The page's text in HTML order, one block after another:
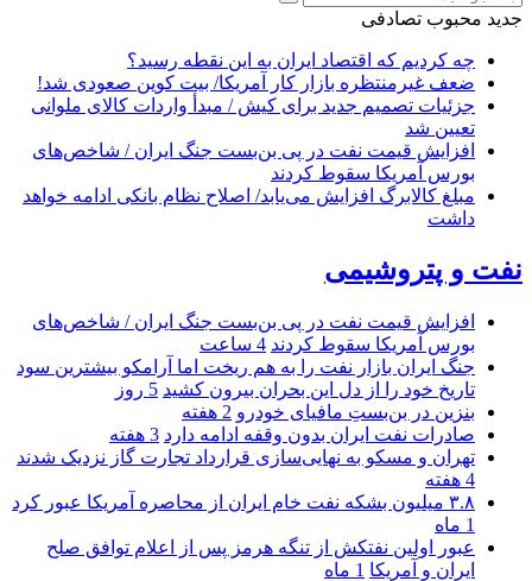
جدید محبوب تصادفی
چه کردیم که اقتصاد ایران به این نقطه رسید؟
ضعف غیرمنتظره بازار کار آمریکا/ بیت کوین صعودی شد!
جزئیات تصمیم جدید برای کیش / مبدأ واردات کالای ملوانی
تعیین شد
افزایش قیمت نفت در پی بن‌بست جنگ ایران / شاخص‌های
بورس آمریکا سقوط کردند
مبلغ کالابرگ افزایش می‌یابد/ اصلاح نظام بانکی ادامه خواهد
داشت
نفت و پتروشیمی
افزایش قیمت نفت در پی بن‌بست جنگ ایران / شاخص‌های
بورس آمریکا سقوط کردند 4 ساعت
جنگ ایران بازار نفت را به هم ریخت اما آرامکو بیشترین سود
تاریخ خود را از دل این بحران بیرون کشید 5 روز
بنزین در بن‌بستِ مافیای خودرو 2 هفته
صادرات نفت ایران بدون وقفه ادامه دارد 3 هفته
تهران و مسکو به نهایی‌سازی قرارداد تجارت گاز نزدیک شدند
4 هفته
۳.۸ میلیون بشکه نفت خام ایران از محاصره آمریکا عبور کرد
1 ماه
عبور اولین نفتکش از تنگه هرمز پس از اعلام توافق صلح
ایران و آمریکا 1 ماه